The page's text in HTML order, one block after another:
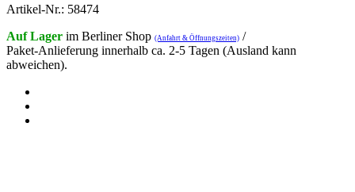
Artikel-Nr.: 58474
Auf Lager im Berliner Shop (Anfahrt & Öffnungszeiten) /
Paket-Anlieferung innerhalb ca. 2-5 Tagen (Ausland kann
abweichen).